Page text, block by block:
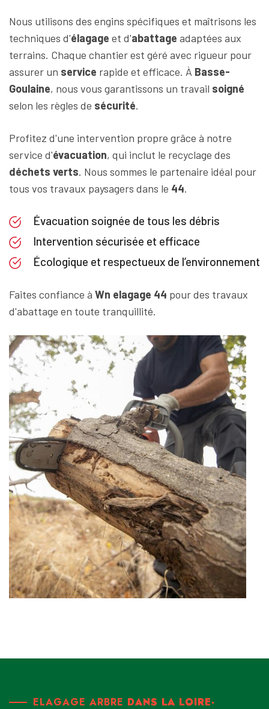
Nous utilisons des engins spécifiques et maîtrisons les
techniques d'élagage et d'abattage adaptées aux
terrains. Chaque chantier est géré avec rigueur pour
assurer un service rapide et efficace. À Basse-
Goulaine, nous vous garantissons un travail soigné
selon les règles de sécurité.
Profitez d'une intervention propre grâce à notre
service d'évacuation, qui inclut le recyclage des
déchets verts. Nous sommes le partenaire idéal pour
tous vos travaux paysagers dans le 44.
Évacuation soignée de tous les débris
Intervention sécurisée et efficace
Écologique et respectueux de l’environnement
Faites confiance à Wn elagage 44 pour des travaux
d'abattage en toute tranquillité.
ELAGAGE ARBRE DANS LA LOIRE-